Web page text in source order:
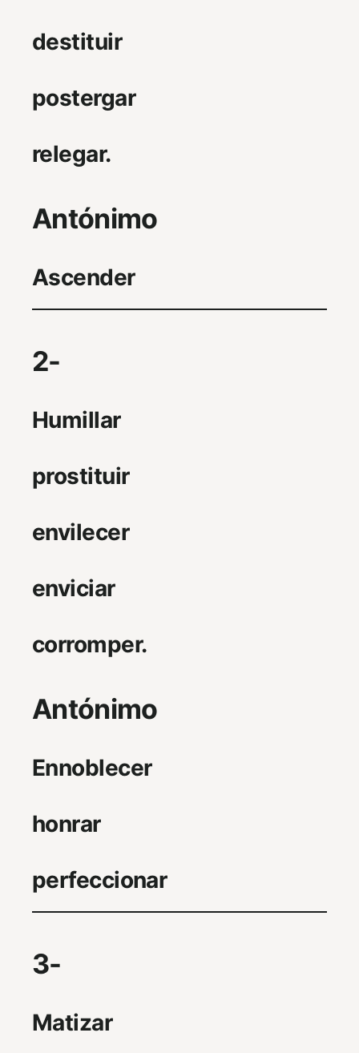
destituir
postergar
relegar.
Antónimo
Ascender
2-
Humillar
prostituir
envilecer
enviciar
corromper.
Antónimo
Ennoblecer
honrar
perfeccionar
3-
Matizar